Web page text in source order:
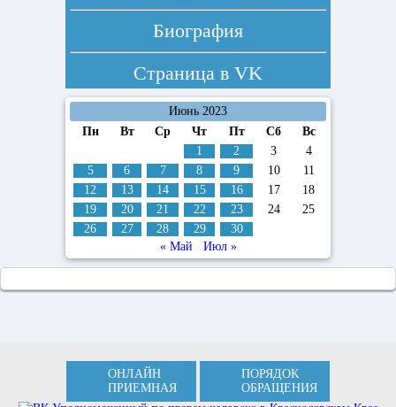
Биография
Страница в VK
Июнь 2023
Пн
Вт Ср Чт Пт Сб
Вс
1
2 3
4
5
6 7 8 9 10
11
12
13 14 15 16 17
18
19
20 21 22 23 24
25
26
27 28 29
30
« Май
Июл »
ОНЛАЙН
ПРИЕМНАЯ
ПОРЯДОК
ОБРАЩЕНИЯ